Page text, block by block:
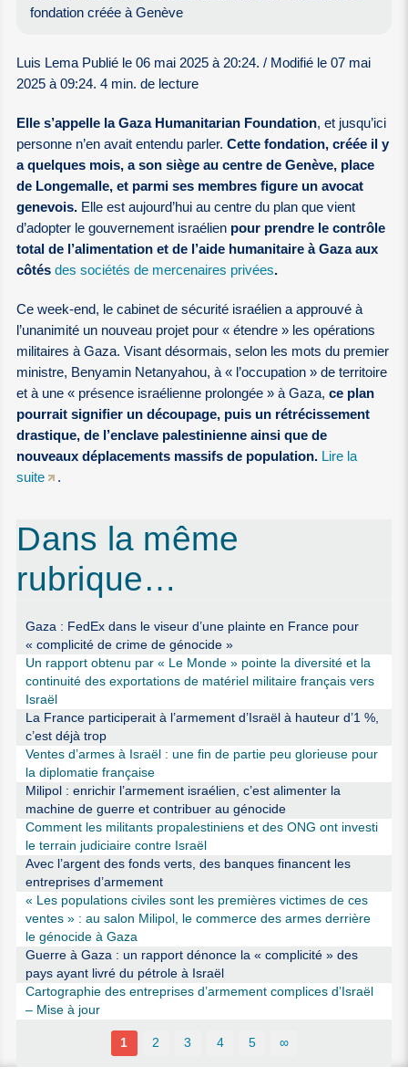
fondation créée à Genève
Luis Lema Publié le 06 mai 2025 à 20:24. / Modifié le 07 mai
2025 à 09:24. 4 min. de lecture
Elle s’appelle la Gaza Humanitarian Foundation, et jusqu’ici
personne n’en avait entendu parler.Cette fondation, créée il y
a quelques mois, a son siège au centre de Genève, place
de Longemalle, et parmi ses membres figure un avocat
genevois. Elle est aujourd’hui au centre du plan que vient
d’adopter le gouvernement israélien pour prendre le contrôle
total de l’alimentation et de l’aide humanitaire à Gaza aux
côtésdes sociétés de mercenaires privées.
Ce week-end, le cabinet de sécurité israélien a approuvé à
l’unanimité un nouveau projet pour « étendre » les opérations
militaires à Gaza. Visant désormais, selon les mots du premier
ministre, Benyamin Netanyahou, à « l’occupation » de territoire
et à une « présence israélienne prolongée » à Gaza,ce plan
pourrait signifier un découpage, puis un rétrécissement
drastique, de l’enclave palestinienne ainsi que de
nouveaux déplacements massifs de population. Lire la
suite
.
Dans la même
rubrique…
Gaza : FedEx dans le viseur d’une plainte en France pour
« complicité de crime de génocide »
Un rapport obtenu par « Le Monde » pointe la diversité et la
continuité des exportations de matériel militaire français vers
Israël
La France participerait à l’armement d’Israël à hauteur d’1 %,
c’est déjà trop
Ventes d’armes à Israël : une fin de partie peu glorieuse pour
la diplomatie française
Milipol : enrichir l’armement israélien, c’est alimenter la
machine de guerre et contribuer au génocide
Comment les militants propalestiniens et des ONG ont investi
le terrain judiciaire contre Israël
Avec l’argent des fonds verts, des banques financent les
entreprises d’armement
« Les populations civiles sont les premières victimes de ces
ventes » : au salon Milipol, le commerce des armes derrière
le génocide à Gaza
Guerre à Gaza : un rapport dénonce la « complicité » des
pays ayant livré du pétrole à Israël
Cartographie des entreprises d’armement complices d’Israël
– Mise à jour
1 2 3 4 5 ∞